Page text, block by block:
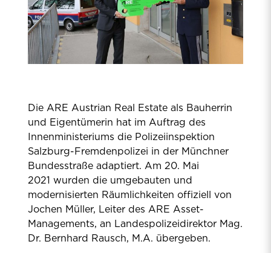
Die ARE Austrian Real Estate als Bauherrin
und Eigentümerin hat im Auftrag des
Innenministeriums die Polizeiinspektion
Salzburg-Fremdenpolizei in der Münchner
Bundesstraße adaptiert. Am 20. Mai
2021 wurden die umgebauten und
modernisierten Räumlichkeiten offiziell von
Jochen Müller, Leiter des ARE Asset-
Managements, an Landespolizeidirektor Mag.
Dr. Bernhard Rausch, M.A. übergeben.